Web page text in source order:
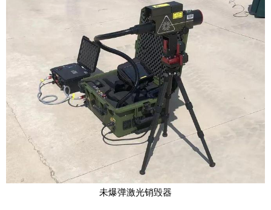
未爆弹激光销毁器